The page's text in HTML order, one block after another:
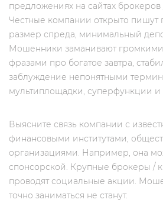
предложениях на сайтах
Честные компании открыто пишут
размер спреда, минимальный
Мошенники заманивают
фразами про богатое завтра,
заблуждение непонятными
мультиплощадки, суперфункции и
Выясните связь компании с
финансовыми институтами,
организациями. Например, она
спонсорской. Крупные брокеры /
проводят социальные акции.
точно заниматься не станут.